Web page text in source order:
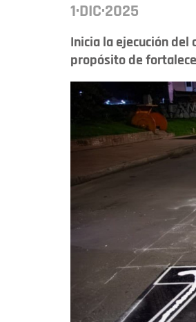
1·DIC·2025
Inicia la ejecución del
propósito de